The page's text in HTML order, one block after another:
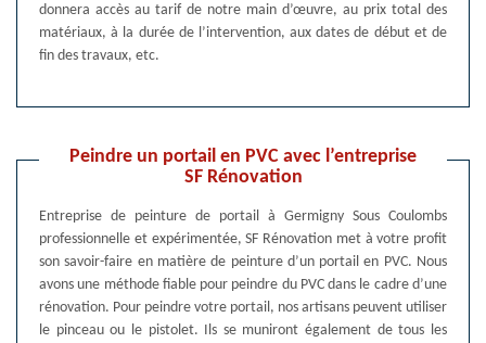
donnera accès au tarif de notre main d’œuvre, au prix total des
matériaux, à la durée de l’intervention, aux dates de début et de
fin des travaux, etc.
Peindre un portail en PVC avec l’entreprise
SF Rénovation
Entreprise de peinture de portail à Germigny Sous Coulombs
professionnelle et expérimentée, SF Rénovation met à votre profit
son savoir-faire en matière de peinture d’un portail en PVC. Nous
avons une méthode fiable pour peindre du PVC dans le cadre d’une
rénovation. Pour peindre votre portail, nos artisans peuvent utiliser
le pinceau ou le pistolet. Ils se muniront également de tous les